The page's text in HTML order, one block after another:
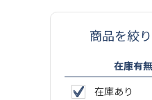
商品を絞
在庫有無
在庫あり